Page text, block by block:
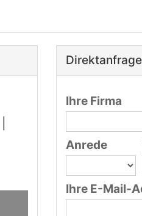
Direktanfrage
Ihre Firma
Anrede
Ihre E-Mail-